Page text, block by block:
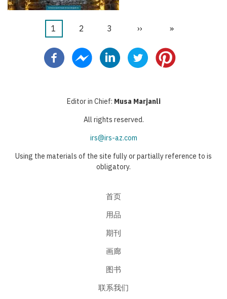
当
页
1
页
2
页
3
下
页
››
末
»
Editor in Chief: Musa Marjanli
All rights reserved.
irs@irs-az.com
Using the materials of the site fully or partially reference to is
obligatory.
首页
用品
期刊
画廊
图书
联系我们